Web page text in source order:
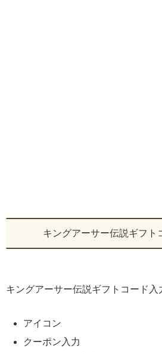
キングアーサー伝説ギフト
キングアーサー伝説ギフトコード入
アイコン
クーポン入力